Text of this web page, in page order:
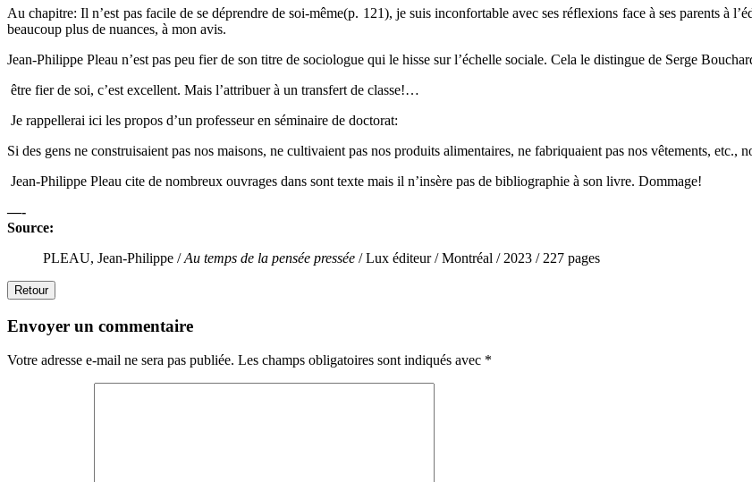
Au chapitre: Il n’est pas facile de se déprendre de soi-même(p. 121), je suis inconfortable avec ses réflexions face à ses parents à
beaucoup plus de nuances, à mon avis.
Jean-Philippe Pleau n’est pas peu fier de son titre de sociologue qui le hisse sur l’échelle sociale. Cela le distingue de Serge
être fier de soi, c’est excellent. Mais l’attribuer à un transfert de classe!…
Je rappellerai ici les propos d’un professeur en séminaire de doctorat:
Si des gens ne construisaient pas nos maisons, ne cultivaient pas nos produits alimentaires, ne fabriquaient pas nos vêtements, etc.,
Jean-Philippe Pleau cite de nombreux ouvrages dans sont texte mais il n’insère pas de bibliographie à son livre. Dommage!
—-
Source:
PLEAU, Jean-Philippe /Au temps de la pensée pressée / Lux éditeur / Montréal / 2023 / 227 pages
Retour
Envoyer un commentaire
Votre adresse e-mail ne sera pas publiée. Les champs obligatoires sont indiqués avec *